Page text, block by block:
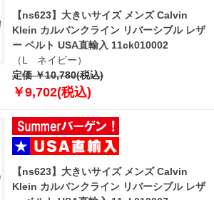
【ns623】大きいサイズ メンズ Calvin
Klein カルバンクライン リバーシブル レザ
ー ベルト USA直輸入 11ck010002
（L ネイビー）
定価 ￥10,780(税込)
￥9,702(税込)
【ns623】大きいサイズ メンズ Calvin
Klein カルバンクライン リバーシブル レザ